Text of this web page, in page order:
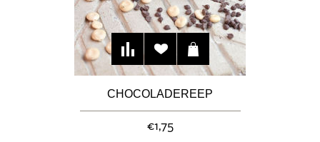
CHOCOLADEREEP
€1,75